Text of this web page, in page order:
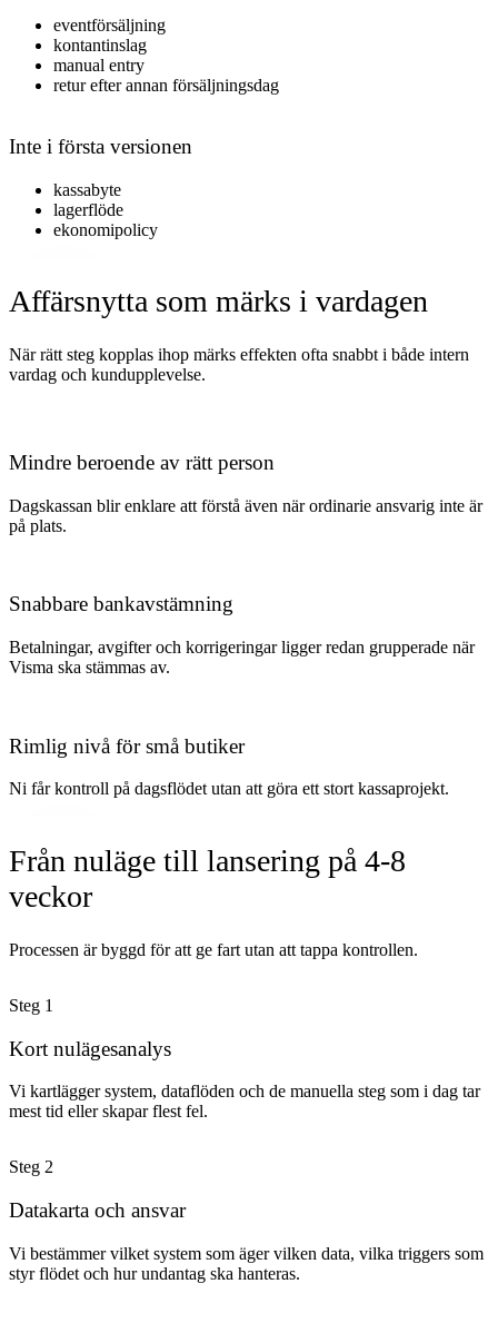
eventförsäljning
kontantinslag
manual entry
retur efter annan försäljningsdag
Inte i första versionen
kassabyte
lagerflöde
ekonomipolicy
Affärsnytta som märks i vardagen
När rätt steg kopplas ihop märks effekten ofta snabbt i både intern
vardag och kundupplevelse.
Mindre beroende av rätt person
Dagskassan blir enklare att förstå även när ordinarie ansvarig inte är
på plats.
Snabbare bankavstämning
Betalningar, avgifter och korrigeringar ligger redan grupperade när
Visma ska stämmas av.
Rimlig nivå för små butiker
Ni får kontroll på dagsflödet utan att göra ett stort kassaprojekt.
Från nuläge till lansering på 4-8
veckor
Processen är byggd för att ge fart utan att tappa kontrollen.
Steg 1
Kort nulägesanalys
Vi kartlägger system, dataflöden och de manuella steg som i dag tar
mest tid eller skapar flest fel.
Steg 2
Datakarta och ansvar
Vi bestämmer vilket system som äger vilken data, vilka triggers som
styr flödet och hur undantag ska hanteras.